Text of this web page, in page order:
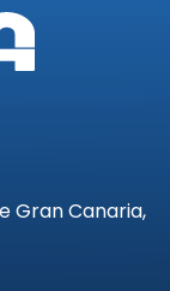
Gran Canaria,